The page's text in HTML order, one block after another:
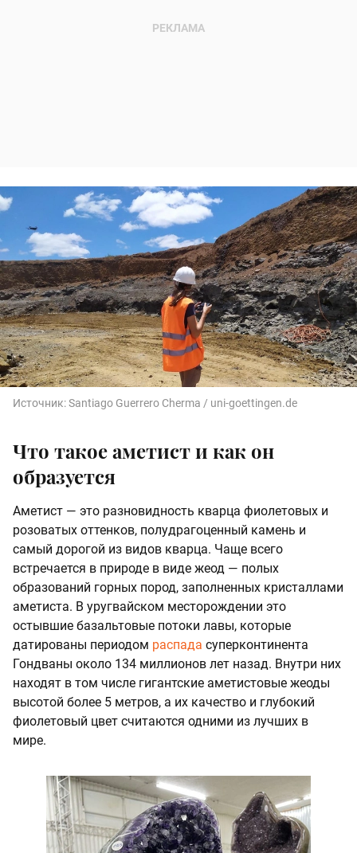
Источник:Santiago Guerrero Cherma / uni-goettingen.de
Что такое аметист и как он
образуется
Аметист — это разновидность кварца фиолетовых и
розоватых оттенков, полудрагоценный камень и
самый дорогой из видов кварца. Чаще всего
встречается в природе в виде жеод — полых
образований горных пород, заполненных кристаллами
аметиста. В уругвайском месторождении это
остывшие базальтовые потоки лавы, которые
датированы периодом распада суперконтинента
Гондваны около 134 миллионов лет назад. Внутри них
находят в том числе гигантские аметистовые жеоды
высотой более 5 метров, а их качество и глубокий
фиолетовый цвет считаются одними из лучших в
мире.